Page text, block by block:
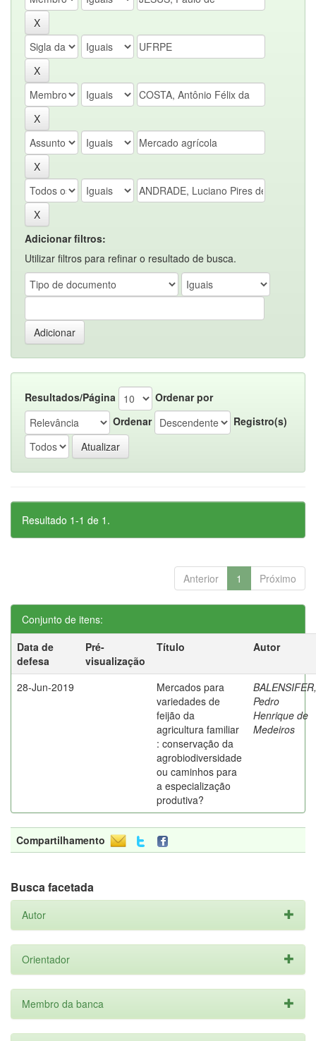
Adicionar filtros:
Utilizar filtros para refinar o resultado de busca.
Resultados/Página
Ordenar por
Ordenar
Registro(s)
Resultado 1-1 de 1.
Anterior 1 Próximo
Conjunto de itens:
Data de
defesa
Pré-
visualização
Título Autor
28-Jun-2019
Mercados para
variedades de
feijão da
agricultura familiar
: conservação da
agrobiodiversidade
ou caminhos para
a especialização
produtiva?
BALENSIFER,
Pedro
Henrique de
Medeiros
Compartilhamento
Busca facetada
Autor
Orientador
Membro da banca